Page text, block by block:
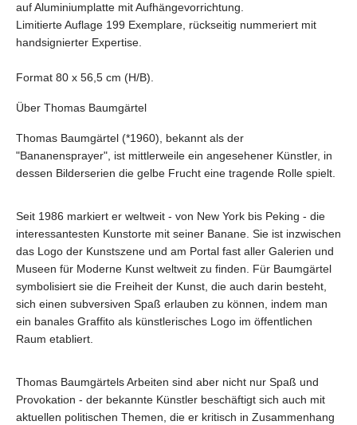
auf Aluminiumplatte mit Aufhängevorrichtung.
Limitierte Auflage 199 Exemplare, rückseitig nummeriert mit
handsignierter Expertise.
Format 80 x 56,5 cm (H/B).
Über Thomas Baumgärtel
Thomas Baumgärtel (*1960), bekannt als der
"Bananensprayer", ist mittlerweile ein angesehener Künstler, in
dessen Bilderserien die gelbe Frucht eine tragende Rolle spielt.
Seit 1986 markiert er weltweit - von New York bis Peking - die
interessantesten Kunstorte mit seiner Banane. Sie ist inzwischen
das Logo der Kunstszene und am Portal fast aller Galerien und
Museen für Moderne Kunst weltweit zu finden. Für Baumgärtel
symbolisiert sie die Freiheit der Kunst, die auch darin besteht,
sich einen subversiven Spaß erlauben zu können, indem man
ein banales Graffito als künstlerisches Logo im öffentlichen
Raum etabliert.
Thomas Baumgärtels Arbeiten sind aber nicht nur Spaß und
Provokation - der bekannte Künstler beschäftigt sich auch mit
aktuellen politischen Themen, die er kritisch in Zusammenhang